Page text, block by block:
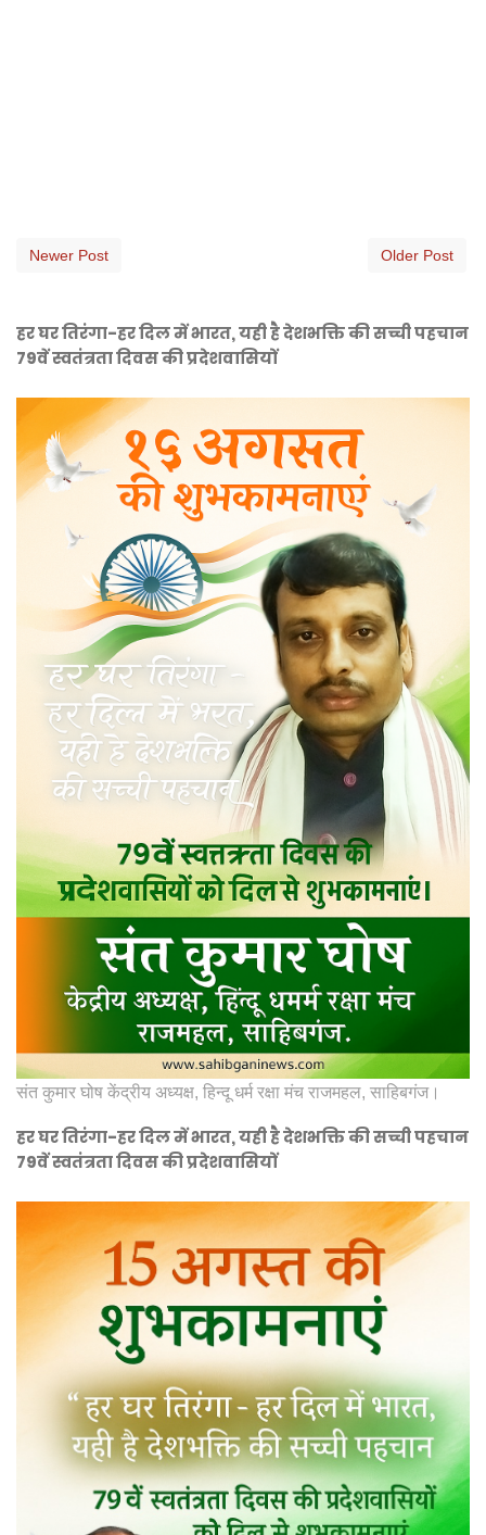
Newer Post Older Post
हर घर तिरंगा-हर दिल में भारत, यही है देशभक्ति की सच्ची पहचान
79वें स्वतंत्रता दिवस की प्रदेशवासियों
संत कुमार घोष केंद्रीय अध्यक्ष, हिन्दू धर्म रक्षा मंच राजमहल, साहिबगंज।
हर घर तिरंगा-हर दिल में भारत, यही है देशभक्ति की सच्ची पहचान
79वें स्वतंत्रता दिवस की प्रदेशवासियों